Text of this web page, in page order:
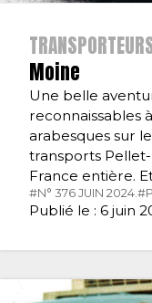
Moine
Une belle
reconnaissables
arabesques sur
transports
France entière.
#N° 376 JUIN 2024.
Publié le : 6 juin